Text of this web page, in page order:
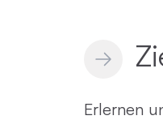
Erlernen